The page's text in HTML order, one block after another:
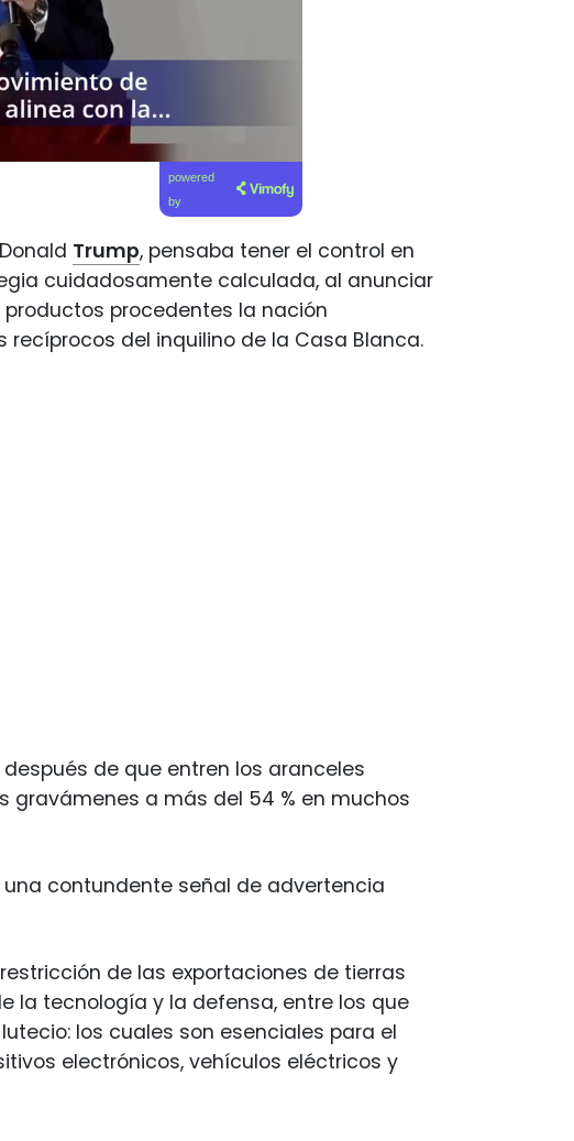
powered
by
Trump, pensaba tener el control en
cuidadosamente calculada, al anunciar
procedentes la nación
del inquilino de la Casa Blanca.
de que entren los aranceles
gravámenes a más del 54 % en muchos
contundente señal de advertencia
de las exportaciones de tierras
la tecnología y la defensa, entre los que
los cuales son esenciales para el
electrónicos, vehículos eléctricos y